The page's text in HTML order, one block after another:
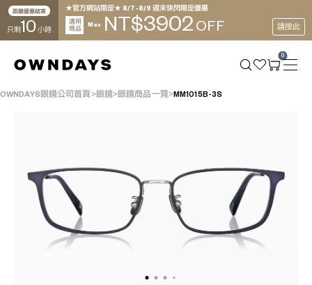
距離優惠結束
只剩 10 小時
★官方網站限定★ 8/7~8/9 週末快閃限定優惠
適用
商品
Max NT$3902 OFF 請按此
0
OWNDAYS眼鏡公司首頁 眼鏡 眼鏡商品一覽 MM1015B-3S